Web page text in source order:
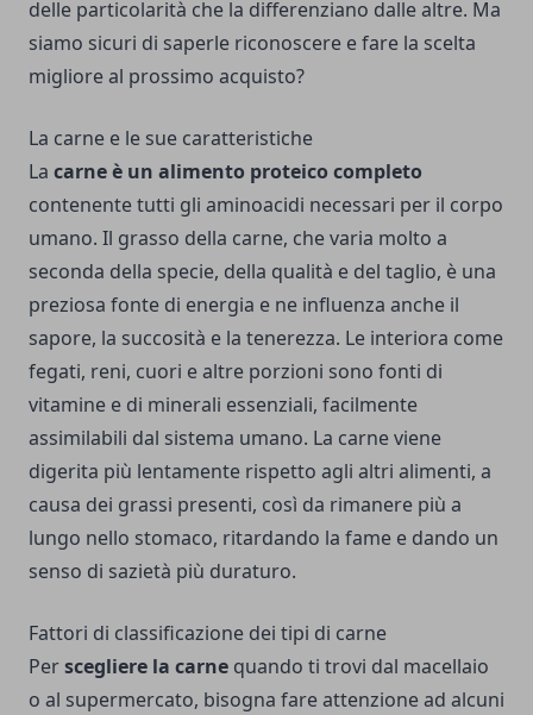
delle particolarità che la differenziano dalle altre. Ma
siamo sicuri di saperle riconoscere e fare la scelta
migliore al prossimo acquisto?
La carne e le sue caratteristiche
La carne è un alimento proteico completo
contenente tutti gli aminoacidi necessari per il corpo
umano. Il grasso della carne, che varia molto a
seconda della specie, della qualità e del taglio, è una
preziosa fonte di energia e ne influenza anche il
sapore, la succosità e la tenerezza. Le interiora come
fegati, reni, cuori e altre porzioni sono fonti di
vitamine e di minerali essenziali, facilmente
assimilabili dal sistema umano. La carne viene
digerita più lentamente rispetto agli altri alimenti, a
causa dei grassi presenti, così da rimanere più a
lungo nello stomaco, ritardando la fame e dando un
senso di sazietà più duraturo.
Fattori di classificazione dei tipi di carne
Perscegliere la carne quando ti trovi dal macellaio
o al supermercato, bisogna fare attenzione ad alcuni